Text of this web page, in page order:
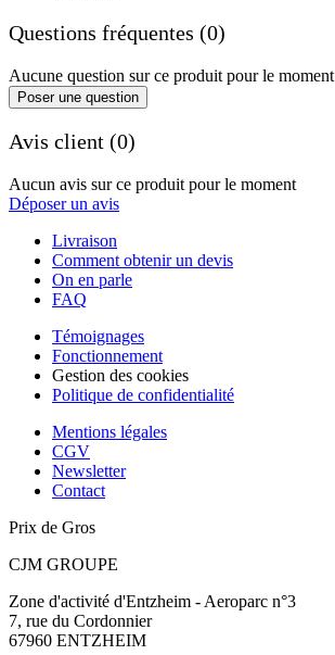
Questions fréquentes (0)
Aucune question sur ce produit pour le moment
Poser une question
Avis client (0)
Aucun avis sur ce produit pour le moment
Déposer un avis
Livraison
Comment obtenir un devis
On en parle
FAQ
Témoignages
Fonctionnement
Gestion des cookies
Politique de confidentialité
Mentions légales
CGV
Newsletter
Contact
Prix de Gros
CJM GROUPE
Zone d'activité d'Entzheim - Aeroparc n°3
7, rue du Cordonnier
67960 ENTZHEIM